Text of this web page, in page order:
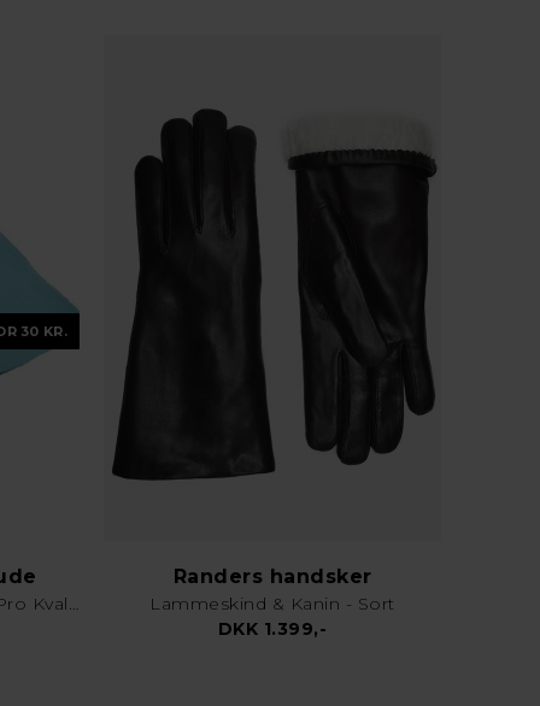
30 KR.
Karklud & Rengøringsklud - Pro Kvalitet - Valgfri Farve
Randers handsker
Lammeskind & Kanin - Sort
DKK 1.399,-